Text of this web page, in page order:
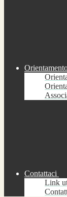
Contattaci
Link